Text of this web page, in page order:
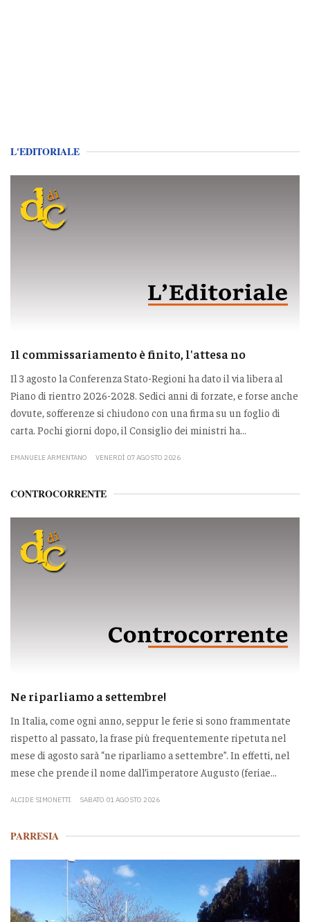
L'EDITORIALE
Il commissariamento è finito, l'attesa no
Il 3 agosto la Conferenza Stato-Regioni ha dato il via libera al
Piano di rientro 2026-2028. Sedici anni di forzate, e forse anche
dovute, sofferenze si chiudono con una firma su un foglio di
carta. Pochi giorni dopo, il Consiglio dei ministri ha...
EMANUELE ARMENTANO VENERDÌ 07 AGOSTO 2026
CONTROCORRENTE
Ne riparliamo a settembre!
In Italia, come ogni anno, seppur le ferie si sono frammentate
rispetto al passato, la frase più frequentemente ripetuta nel
mese di agosto sarà “ne riparliamo a settembre”. In effetti, nel
mese che prende il nome dall’imperatore Augusto (feriae...
ALCIDE SIMONETTI SABATO 01 AGOSTO 2026
PARRESIA